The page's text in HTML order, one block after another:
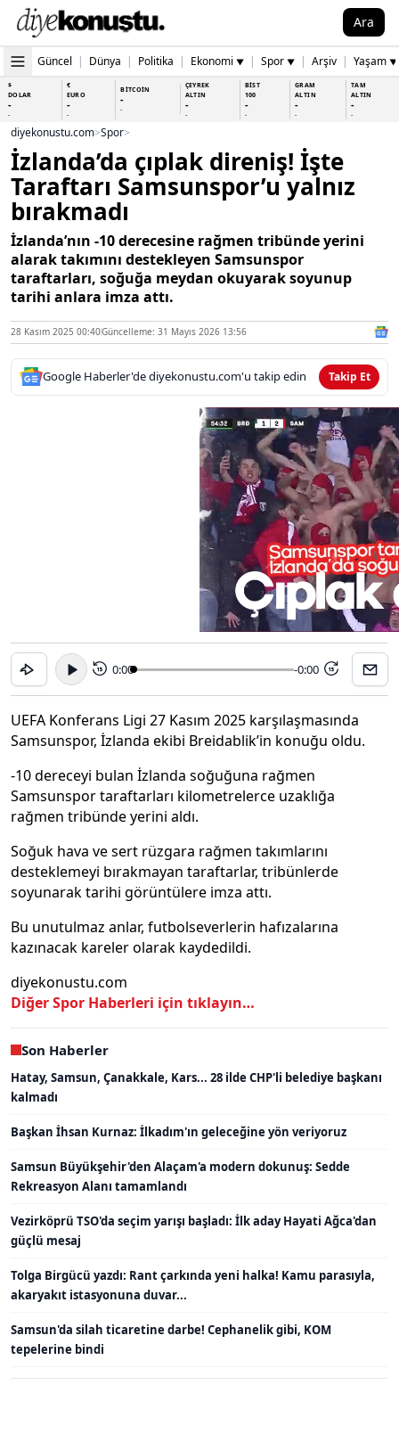
Ara
Güncel | Dünya | Politika | Ekonomi ▼ | Spor ▼ | Arşiv | Yaşam ▼
$
DOLAR
-
-
€
EURO
-
-
BİTCOİN
-
-
ÇEYREK
ALTIN
-
-
BİST
100
-
-
GRAM
ALTIN
-
-
TAM
ALTIN
-
-
diyekonustu.com>Spor>
İzlanda’da çıplak direniş! İşte
Taraftarı Samsunspor’u yalnız
bırakmadı
İzlanda’nın -10 derecesine rağmen tribünde yerini
alarak takımını destekleyen Samsunspor
taraftarları, soğuğa meydan okuyarak soyunup
tarihi anlara imza attı.
28 Kasım 2025 00:40Güncelleme: 31 Mayıs 2026 13:56
Google Haberler'de diyekonustu.com'u takip edin Takip Et
15 0:00 -0:00 15
UEFA Konferans Ligi 27 Kasım 2025 karşılaşmasında
Samsunspor, İzlanda ekibi Breidablik’in konuğu oldu.
-10 dereceyi bulan İzlanda soğuğuna rağmen
Samsunspor taraftarları kilometrelerce uzaklığa
rağmen tribünde yerini aldı.
Soğuk hava ve sert rüzgara rağmen takımlarını
desteklemeyi bırakmayan taraftarlar, tribünlerde
soyunarak tarihi görüntülere imza attı.
Bu unutulmaz anlar, futbolseverlerin hafızalarına
kazınacak kareler olarak kaydedildi.
diyekonustu.com
Diğer Spor Haberleri için tıklayın…
Son Haberler
Hatay, Samsun, Çanakkale, Kars... 28 ilde CHP'li belediye başkanı
kalmadı
Başkan İhsan Kurnaz: İlkadım'ın geleceğine yön veriyoruz
Samsun Büyükşehir'den Alaçam'a modern dokunuş: Sedde
Rekreasyon Alanı tamamlandı
Vezirköprü TSO'da seçim yarışı başladı: İlk aday Hayati Ağca'dan
güçlü mesaj
Tolga Birgücü yazdı: Rant çarkında yeni halka! Kamu parasıyla,
akaryakıt istasyonuna duvar...
Samsun'da silah ticaretine darbe! Cephanelik gibi, KOM
tepelerine bindi